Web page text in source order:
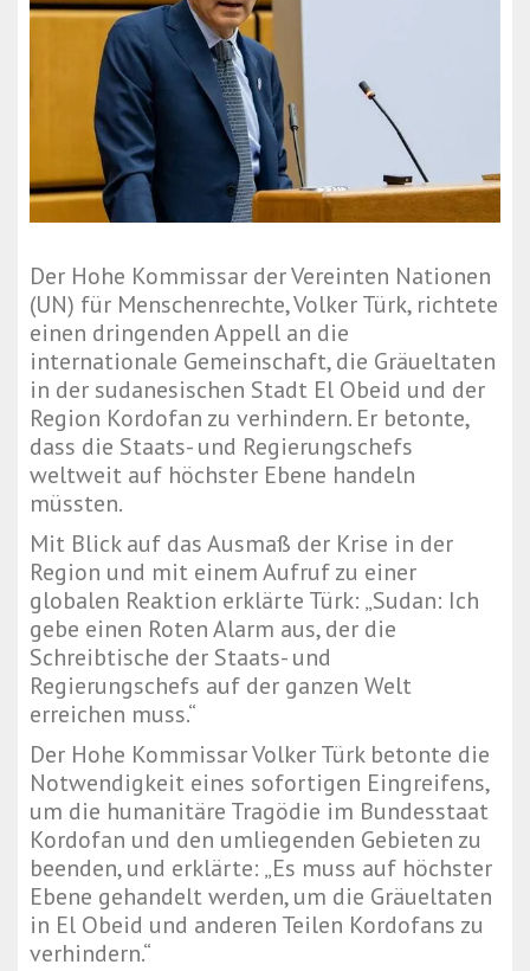
Der Hohe Kommissar der Vereinten Nationen
(UN) für Menschenrechte, Volker Türk, richtete
einen dringenden Appell an die
internationale Gemeinschaft, die Gräueltaten
in der sudanesischen Stadt El Obeid und der
Region Kordofan zu verhindern. Er betonte,
dass die Staats- und Regierungschefs
weltweit auf höchster Ebene handeln
müssten.
Mit Blick auf das Ausmaß der Krise in der
Region und mit einem Aufruf zu einer
globalen Reaktion erklärte Türk: „Sudan: Ich
gebe einen Roten Alarm aus, der die
Schreibtische der Staats- und
Regierungschefs auf der ganzen Welt
erreichen muss.“
Der Hohe Kommissar Volker Türk betonte die
Notwendigkeit eines sofortigen Eingreifens,
um die humanitäre Tragödie im Bundesstaat
Kordofan und den umliegenden Gebieten zu
beenden, und erklärte: „Es muss auf höchster
Ebene gehandelt werden, um die Gräueltaten
in El Obeid und anderen Teilen Kordofans zu
verhindern.“